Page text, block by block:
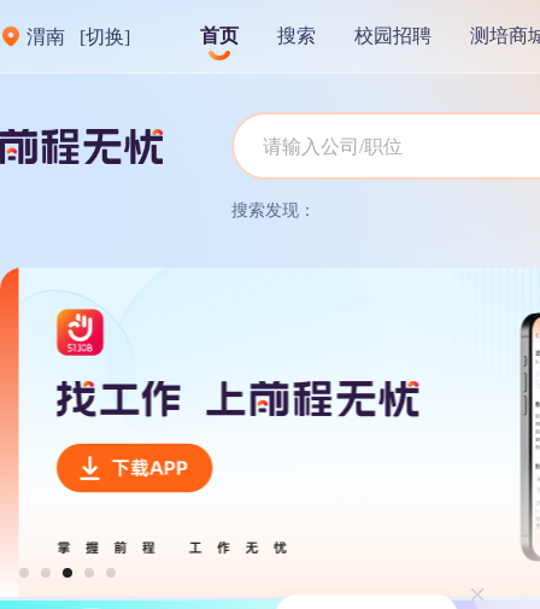
渭南 [切换] 首页 搜索 校园招聘 测培商
搜索发现：